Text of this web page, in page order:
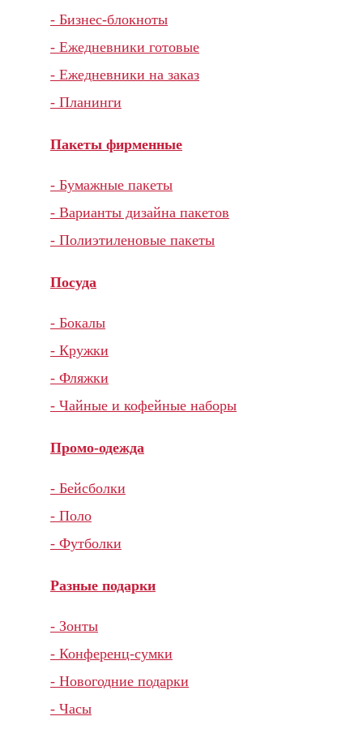
- Бизнес-блокноты
- Ежедневники готовые
- Ежедневники на заказ
- Планинги
Пакеты фирменные
- Бумажные пакеты
- Варианты дизайна пакетов
- Полиэтиленовые пакеты
Посуда
- Бокалы
- Кружки
- Фляжки
- Чайные и кофейные наборы
Промо-одежда
- Бейсболки
- Поло
- Футболки
Разные подарки
- Зонты
- Конференц-сумки
- Новогодние подарки
- Часы